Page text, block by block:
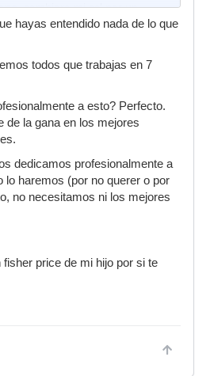
cambiare mi ssl por un
hare una maqueta, yo estuve
hayas entendido nada de lo que
todos que trabajas en 7
a esto? Perfecto.
de la gana en los mejores
dedicamos profesionalmente a
lo haremos (por no querer o por
no necesitamos ni los mejores
fisher price de mi hijo por si te